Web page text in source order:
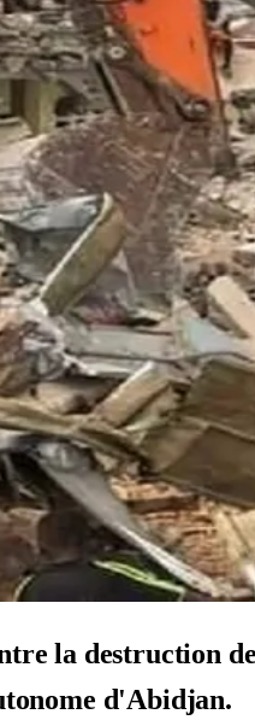
la destruction
d'Abidjan.